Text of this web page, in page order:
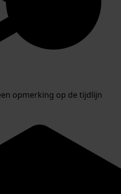
opmerking op de tijdlijn